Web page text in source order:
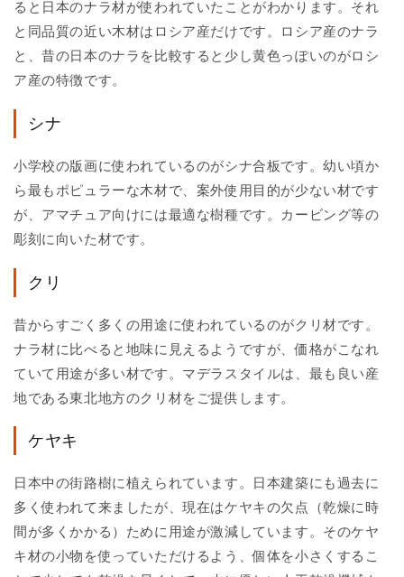
ると日本のナラ材が使われていたことがわかります。それ
と同品質の近い木材はロシア産だけです。ロシア産のナラ
と、昔の日本のナラを比較すると少し黄色っぽいのがロシ
ア産の特徴です。
シナ
小学校の版画に使われているのがシナ合板です。幼い頃か
ら最もポピュラーな木材で、案外使用目的が少ない材です
が、アマチュア向けには最適な樹種です。カービング等の
彫刻に向いた材です。
クリ
昔からすごく多くの用途に使われているのがクリ材です。
ナラ材に比べると地味に見えるようですが、価格がこなれ
ていて用途が多い材です。マデラスタイルは、最も良い産
地である東北地方のクリ材をご提供します。
ケヤキ
日本中の街路樹に植えられています。日本建築にも過去に
多く使われて来ましたが、現在はケヤキの欠点（乾燥に時
間が多くかかる）ために用途が激減しています。そのケヤ
キ材の小物を使っていただけるよう、個体を小さくするこ